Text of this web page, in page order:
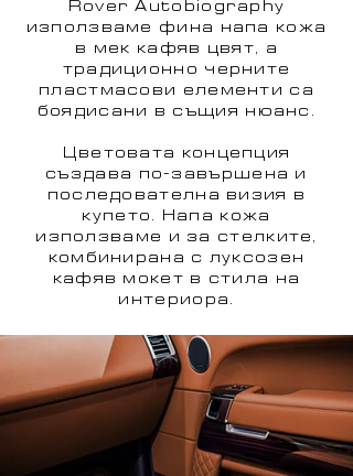
Rover Autobiography
използваме фина напа кожа
в мек кафяв цвят, а
традиционно черните
пластмасови елементи са
боядисани в същия нюанс.
Цветовата концепция
създава по-завършена и
последователна визия в
купето. Напа кожа
използваме и за стелките,
комбинирана с луксозен
кафяв мокет в стила на
интериора.